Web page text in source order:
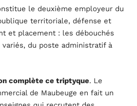
le deuxième employeur du
territoriale, défense et
et placement : les débouchés
du poste administratif à
complète ce triptyque. Le
de Maubeuge en fait un